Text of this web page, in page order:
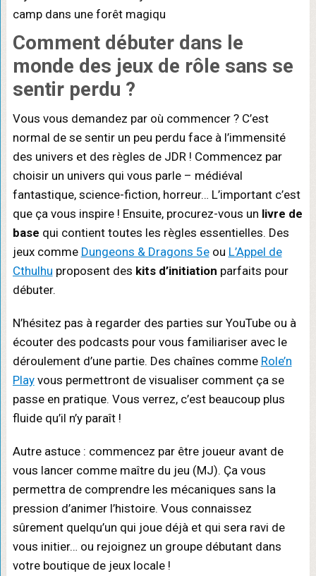
Comment débuter dans le
monde des jeux de rôle sans se
sentir perdu ?
Vous vous demandez par où commencer ? C’est
normal de se sentir un peu perdu face à l’immensité
des univers et des règles de JDR ! Commencez par
choisir un univers qui vous parle – médiéval
fantastique, science-fiction, horreur… L’important c’est
que ça vous inspire ! Ensuite, procurez-vous un livre de
base qui contient toutes les règles essentielles. Des
jeux comme Dungeons & Dragons 5eou L’Appel de
Cthulhu proposent des kits d’initiation parfaits pour
débuter.
N’hésitez pas à regarder des parties sur YouTube ou à
écouter des podcasts pour vous familiariser avec le
déroulement d’une partie. Des chaînes comme Role’n
Playvous permettront de visualiser comment ça se
passe en pratique. Vous verrez, c’est beaucoup plus
fluide qu’il n’y paraît !
Autre astuce : commencez par être joueur avant de
vous lancer comme maître du jeu (MJ). Ça vous
permettra de comprendre les mécaniques sans la
pression d’animer l’histoire. Vous connaissez
sûrement quelqu’un qui joue déjà et qui sera ravi de
vous initier… ou rejoignez un groupe débutant dans
votre boutique de jeux locale !